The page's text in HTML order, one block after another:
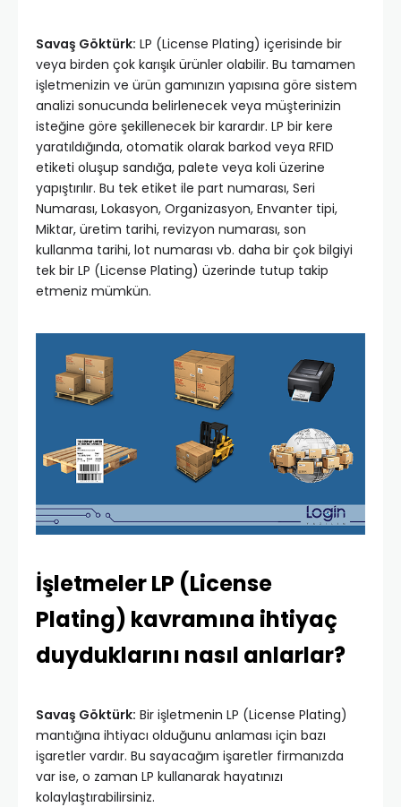
Savaş Göktürk: LP (License Plating) içerisinde bir
veya birden çok karışık ürünler olabilir. Bu tamamen
işletmenizin ve ürün gamınızın yapısına göre sistem
analizi sonucunda belirlenecek veya müşterinizin
isteğine göre şekillenecek bir karardır. LP bir kere
yaratıldığında, otomatik olarak barkod veya RFID
etiketi oluşup sandığa, palete veya koli üzerine
yapıştırılır. Bu tek etiket ile part numarası, Seri
Numarası, Lokasyon, Organizasyon, Envanter tipi,
Miktar, üretim tarihi, revizyon numarası, son
kullanma tarihi, lot numarası vb. daha bir çok bilgiyi
tek bir LP (License Plating) üzerinde tutup takip
etmeniz mümkün.
İşletmeler LP (License
Plating) kavramına ihtiyaç
duyduklarını nasıl anlarlar?
Savaş Göktürk: Bir işletmenin LP (License Plating)
mantığına ihtiyacı olduğunu anlaması için bazı
işaretler vardır. Bu sayacağım işaretler firmanızda
var ise, o zaman LP kullanarak hayatınızı
kolaylaştırabilirsiniz.